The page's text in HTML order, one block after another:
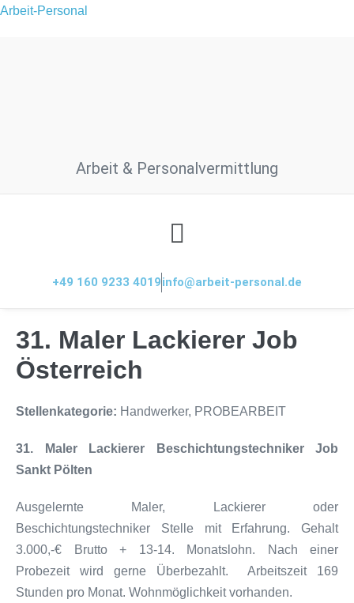
Arbeit-Personal
Arbeit & Personalvermittlung
+49 160 9233 4019info@arbeit-personal.de
31. Maler Lackierer Job
Österreich
Stellenkategorie: Handwerker PROBEARBEIT
31. Maler Lackierer Beschichtungstechniker Job
Sankt Pölten
Ausgelernte Maler, Lackierer oder
Beschichtungstechniker Stelle mit Erfahrung. Gehalt
3.000,-€ Brutto + 13-14. Monatslohn. Nach einer
Probezeit wird gerne Überbezahlt. Arbeitszeit 169
Stunden pro Monat. Wohnmöglichkeit vorhanden.